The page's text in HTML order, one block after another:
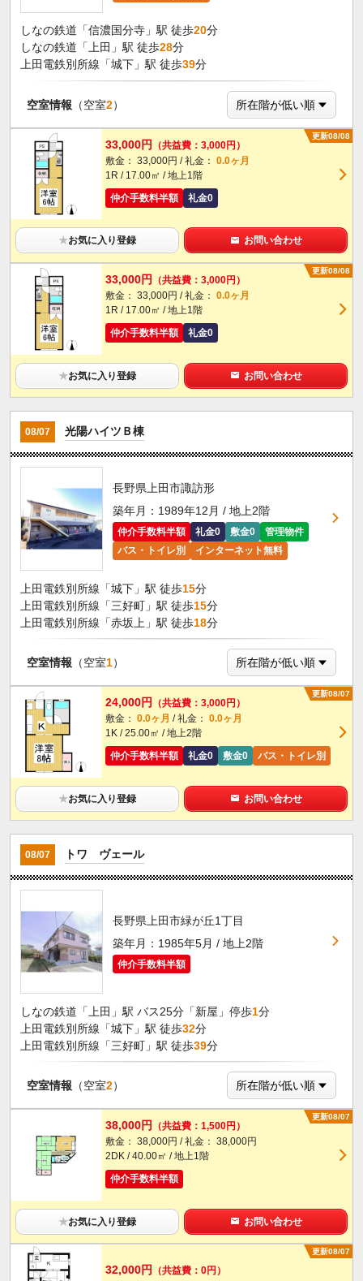
しなの鉄道「信濃国分寺」駅 徒歩20分
しなの鉄道「上田」駅 徒歩28分
上田電鉄別所線「城下」駅 徒歩39分
空室情報 （空室2）
更新08/08
33,000円
（共益費：3,000円）
敷金： 33,000円 / 礼金： 0.0ヶ月
1R / 17.00㎡ / 地上1階
仲介手数料半額
礼金0
★お気に入り登録 お問い合わせ
更新08/08
33,000円
（共益費：3,000円）
敷金： 33,000円 / 礼金： 0.0ヶ月
1R / 17.00㎡ / 地上1階
仲介手数料半額
礼金0
★お気に入り登録 お問い合わせ
08/07 光陽ハイツＢ棟
長野県上田市諏訪形
築年月：1989年12月 / 地上2階
仲介手数料半額 礼金0 敷金0
管理物件
バス・トイレ別
インターネット無料
上田電鉄別所線「城下」駅 徒歩15分
上田電鉄別所線「三好町」駅 徒歩15分
上田電鉄別所線「赤坂上」駅 徒歩18分
空室情報 （空室1）
更新08/07
24,000円
（共益費：3,000円）
敷金： 0.0ヶ月 / 礼金： 0.0ヶ月
1K / 25.00㎡ / 地上2階
仲介手数料半額
礼金0 敷金0 バス・トイレ別
★お気に入り登録 お問い合わせ
08/07 トワ ヴェール
長野県上田市緑が丘1丁目
築年月：1985年5月 / 地上2階
仲介手数料半額
しなの鉄道「上田」駅 バス25分「新屋」停歩1分
上田電鉄別所線「城下」駅 徒歩32分
上田電鉄別所線「三好町」駅 徒歩39分
空室情報 （空室2）
更新08/07
38,000円
（共益費：1,500円）
敷金： 38,000円 / 礼金： 38,000円
2DK / 40.00㎡ / 地上1階
仲介手数料半額
★お気に入り登録 お問い合わせ
更新08/07
32,000円
（共益費：0円）